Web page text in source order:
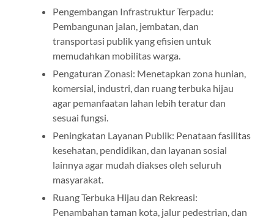
Pengembangan Infrastruktur Terpadu:
Pembangunan jalan, jembatan, dan
transportasi publik yang efisien untuk
memudahkan mobilitas warga.
Pengaturan Zonasi: Menetapkan zona hunian,
komersial, industri, dan ruang terbuka hijau
agar pemanfaatan lahan lebih teratur dan
sesuai fungsi.
Peningkatan Layanan Publik: Penataan fasilitas
kesehatan, pendidikan, dan layanan sosial
lainnya agar mudah diakses oleh seluruh
masyarakat.
Ruang Terbuka Hijau dan Rekreasi:
Penambahan taman kota, jalur pedestrian, dan